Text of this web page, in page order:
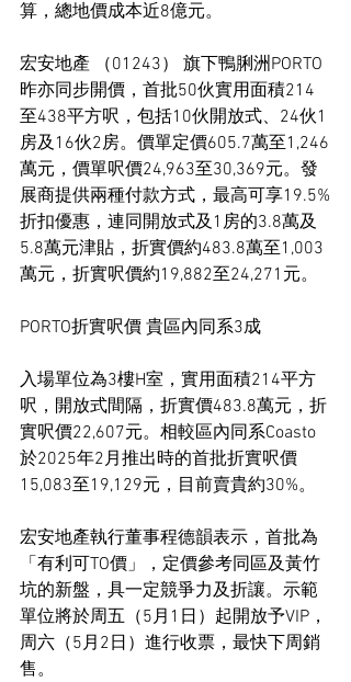
算，總地價成本近8億元。
宏安地產 （01243） 旗下鴨脷洲PORTO
昨亦同步開價，首批50伙實用面積214
至438平方呎，包括10伙開放式、24伙1
房及16伙2房。價單定價605.7萬至1,246
萬元，價單呎價24,963至30,369元。發
展商提供兩種付款方式，最高可享19.5%
折扣優惠，連同開放式及1房的3.8萬及
5.8萬元津貼，折實價約483.8萬至1,003
萬元，折實呎價約19,882至24,271元。
PORTO折實呎價 貴區內同系3成
入場單位為3樓H室，實用面積214平方
呎，開放式間隔，折實價483.8萬元，折
實呎價22,607元。相較區內同系Coasto
於2025年2月推出時的首批折實呎價
15,083至19,129元，目前賣貴約30%。
宏安地產執行董事程德韻表示，首批為
「有利可TO價」，定價參考同區及黃竹
坑的新盤，具一定競爭力及折讓。示範
單位將於周五（5月1日）起開放予VIP，
周六（5月2日）進行收票，最快下周銷
售。